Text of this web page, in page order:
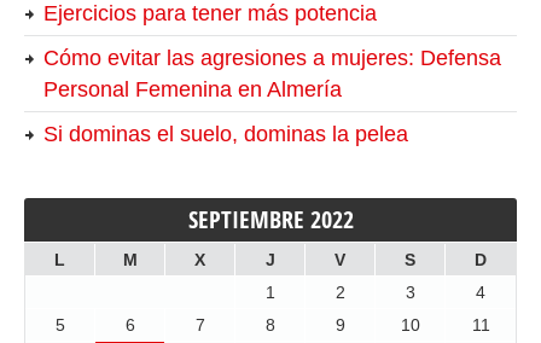
Ejercicios para tener más potencia
Cómo evitar las agresiones a mujeres: Defensa
Personal Femenina en Almería
Si dominas el suelo, dominas la pelea
SEPTIEMBRE 2022
L M X J V S
D
1
2 3
4
5
6 7 8 9 10
11